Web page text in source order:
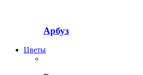
Арбуз
Цветы